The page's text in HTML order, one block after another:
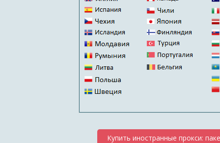
Купить иностранные прокси: